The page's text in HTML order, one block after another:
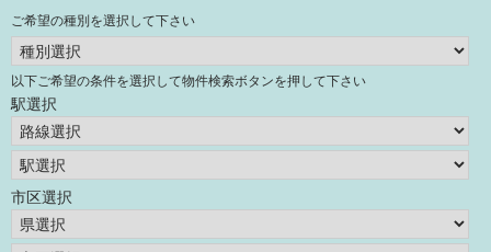
ご希望の種別を選択して下さい
以下ご希望の条件を選択して物件検索ボタンを押して下さい
駅選択
市区選択